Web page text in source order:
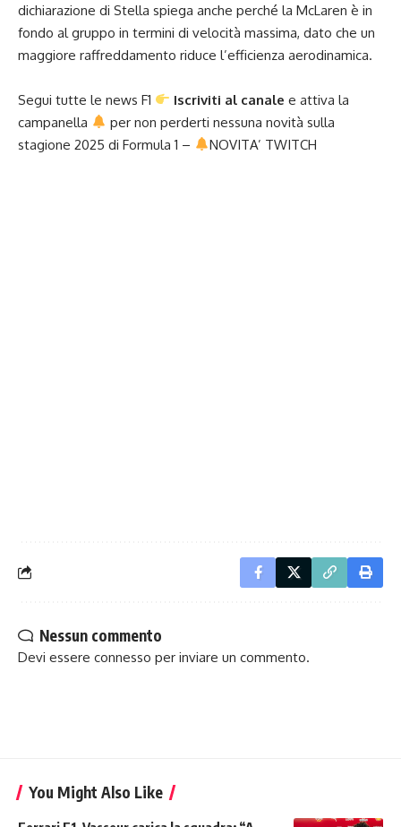
dichiarazione di Stella spiega anche perché la McLaren è in
fondo al gruppo in termini di velocità massima, dato che un
maggiore raffreddamento riduce l’efficienza aerodinamica.
Segui tutte le news F1 Iscriviti al canale e attiva la
campanella
per non perderti nessuna novità sulla
stagione 2025 di Formula 1 – NOVITA’ TWITCH
Nessun commento
Devi essere connesso per inviare un commento.
You Might Also Like